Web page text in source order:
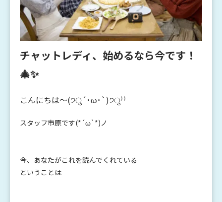
チャットレディ、始めるなら今です！
🎄✨
こんにちは～(੭ु´･ω･`)੭ु⁾⁾
スタッフ市原です(*´ω`*)ノ
今、あなたがこれを読んでくれている
ということは